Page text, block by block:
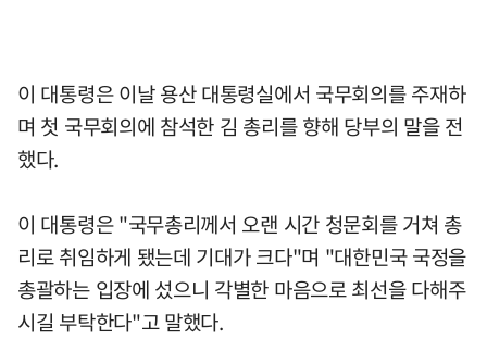
이 대통령은 이날 용산 대통령실에서 국무회의를 주재하
며 첫 국무회의에 참석한 김 총리를 향해 당부의 말을 전
했다.
이 대통령은 "국무총리께서 오랜 시간 청문회를 거쳐 총
리로 취임하게 됐는데 기대가 크다"며 "대한민국 국정을
총괄하는 입장에 섰으니 각별한 마음으로 최선을 다해주
시길 부탁한다"고 말했다.